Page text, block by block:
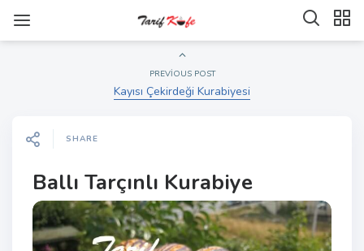
PREVIOUS POST
Kayısı Çekirdeği Kurabiyesi
SHARE
Ballı Tarçınlı Kurabiye